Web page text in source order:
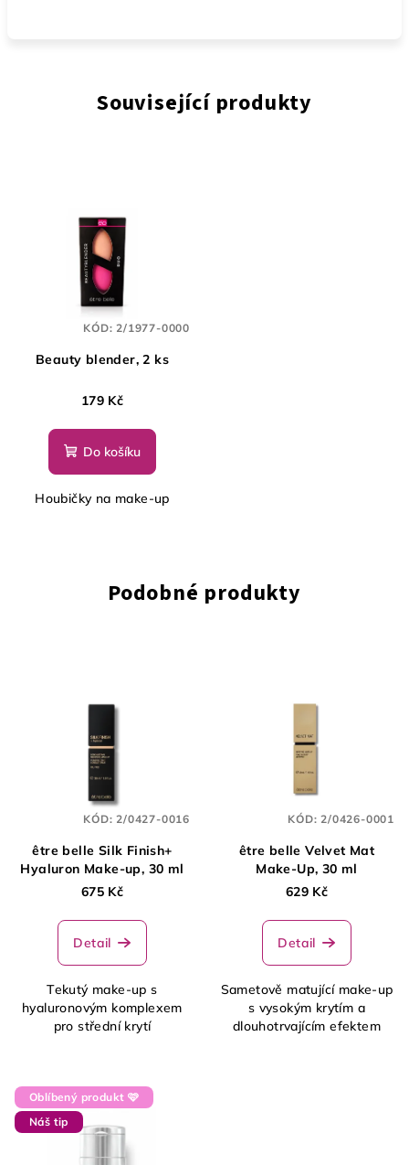
Související produkty
Beauty blender, 2 ks
179 Kč
Do košíku
Houbičky na make-up
KÓD:2/1977-0000
Podobné produkty
être belle Silk Finish+
Hyaluron Make-up, 30 ml
675 Kč
Detail
Tekutý make-up s
hyaluronovým komplexem
pro střední krytí
KÓD:2/0427-0016
être belle Velvet Mat
Make-Up, 30 ml
629 Kč
Detail
Sametově matující make-up
s vysokým krytím a
dlouhotrvajícím efektem
KÓD:2/0426-0001
Oblíbený produkt 🩷
Náš tip